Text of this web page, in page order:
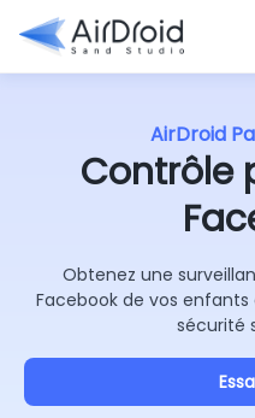
AirDroid
Contrôle
Obtenez une
Facebook de vos
sécurité